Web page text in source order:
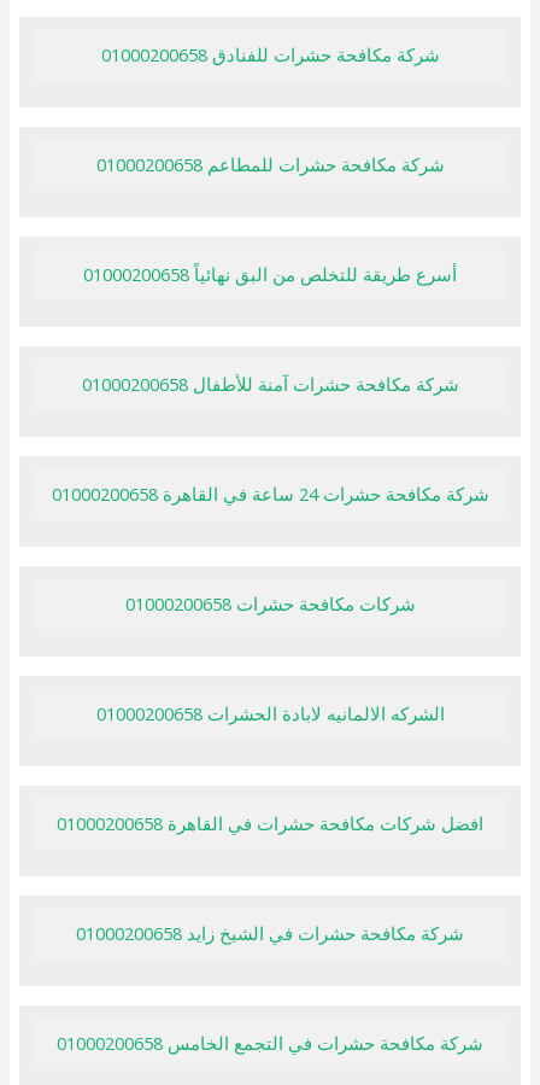
شركة مكافحة حشرات للفنادق 01000200658
شركة مكافحة حشرات للمطاعم 01000200658
أسرع طريقة للتخلص من البق نهائياً 01000200658
شركة مكافحة حشرات آمنة للأطفال 01000200658
شركة مكافحة حشرات 24 ساعة في القاهرة 01000200658
شركات مكافحة حشرات 01000200658
الشركه الالمانيه لابادة الحشرات 01000200658
افضل شركات مكافحة حشرات في القاهرة 01000200658
شركة مكافحة حشرات في الشيخ زايد 01000200658
شركة مكافحة حشرات في التجمع الخامس 01000200658